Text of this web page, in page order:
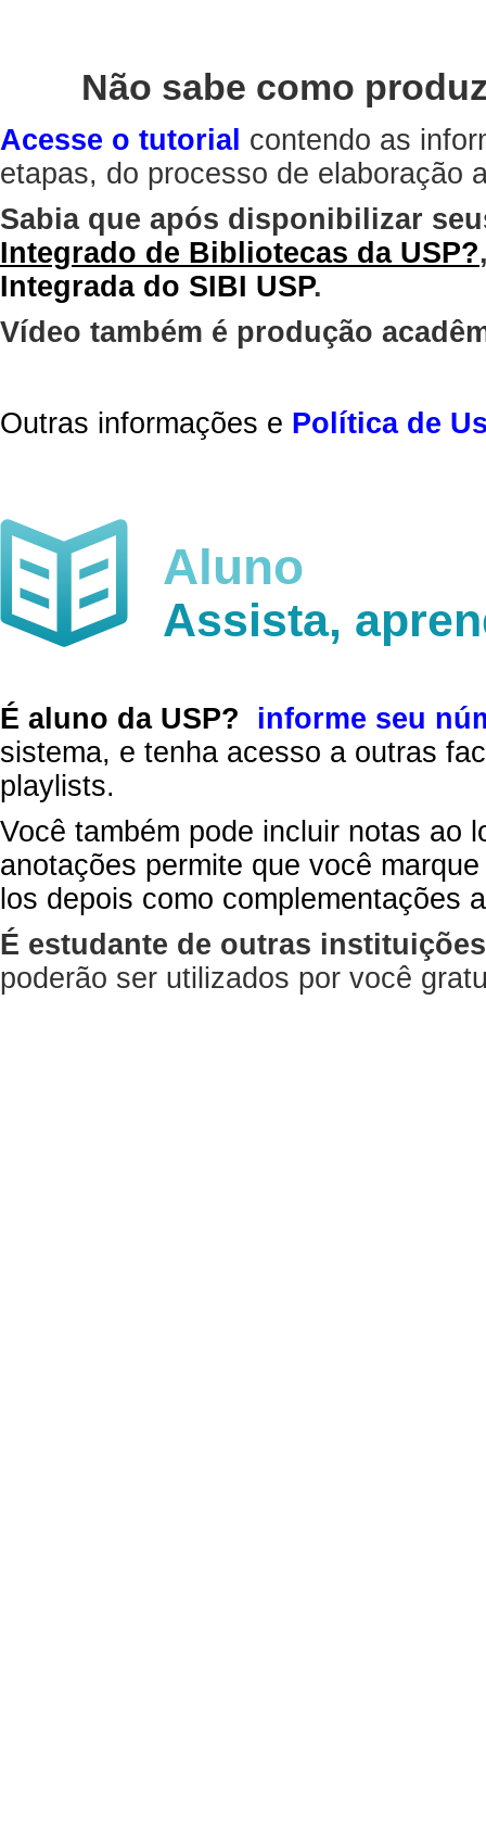
Não sabe como
Acesse o tutorial contendo as
etapas, do processo de elaboração
Sabia que após disponibilizar
Integrado de Bibliotecas da USP?
Integrada do SIBI USP.
Vídeo também é produção
Outras informações e Política de
Aluno
Assista,
É aluno da USP?
informe seu
sistema, e tenha acesso a outras
playlists.
Você também pode incluir notas ao
anotações permite que você
los depois como complementações
É estudante de outras
poderão ser utilizados por você